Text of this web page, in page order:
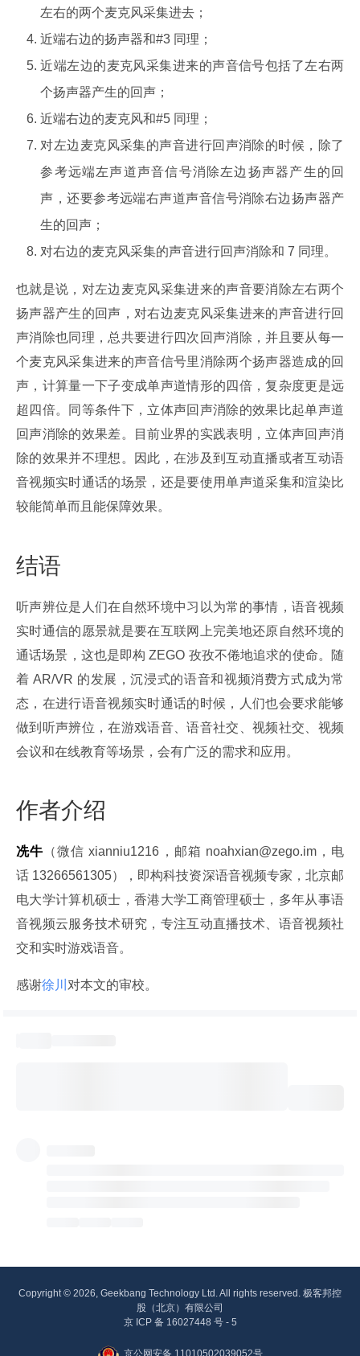
左右的两个麦克风采集进去；
近端右边的扬声器和#3 同理；
近端左边的麦克风采集进来的声音信号包括了左右两
个扬声器产生的回声；
近端右边的麦克风和#5 同理；
对左边麦克风采集的声音进行回声消除的时候，除了
参考远端左声道声音信号消除左边扬声器产生的回
声，还要参考远端右声道声音信号消除右边扬声器产
生的回声；
对右边的麦克风采集的声音进行回声消除和 7 同理。
也就是说，对左边麦克风采集进来的声音要消除左右两个
扬声器产生的回声，对右边麦克风采集进来的声音进行回
声消除也同理，总共要进行四次回声消除，并且要从每一
个麦克风采集进来的声音信号里消除两个扬声器造成的回
声，计算量一下子变成单声道情形的四倍，复杂度更是远
超四倍。同等条件下，立体声回声消除的效果比起单声道
回声消除的效果差。目前业界的实践表明，立体声回声消
除的效果并不理想。因此，在涉及到互动直播或者互动语
音视频实时通话的场景，还是要使用单声道采集和渲染比
较能简单而且能保障效果。
结语
听声辨位是人们在自然环境中习以为常的事情，语音视频
实时通信的愿景就是要在互联网上完美地还原自然环境的
通话场景，这也是即构 ZEGO 孜孜不倦地追求的使命。随
着 AR/VR 的发展，沉浸式的语音和视频消费方式成为常
态，在进行语音视频实时通话的时候，人们也会要求能够
做到听声辨位，在游戏语音、语音社交、视频社交、视频
会议和在线教育等场景，会有广泛的需求和应用。
作者介绍
冼牛 （微信 xianniu1216，邮箱 noahxian@zego.im，电
话 13266561305），即构科技资深语音视频专家，北京邮
电大学计算机硕士，香港大学工商管理硕士，多年从事语
音视频云服务技术研究，专注互动直播技术、语音视频社
交和实时游戏语音。
感谢徐川 对本文的审校。
Copyright © 2026, Geekbang Technology Ltd. All rights reserved. 极客邦控
股（北京）有限公司
京 ICP 备 16027448 号 - 5
京公网安备 11010502039052号